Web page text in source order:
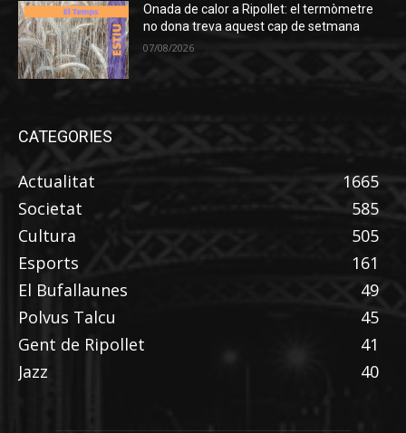
Onada de calor a Ripollet: el termòmetre
no dona treva aquest cap de setmana
07/08/2026
CATEGORIES
Actualitat
1665
Societat
585
Cultura
505
Esports
161
El Bufallaunes
49
Polvus Talcu
45
Gent de Ripollet
41
Jazz
40